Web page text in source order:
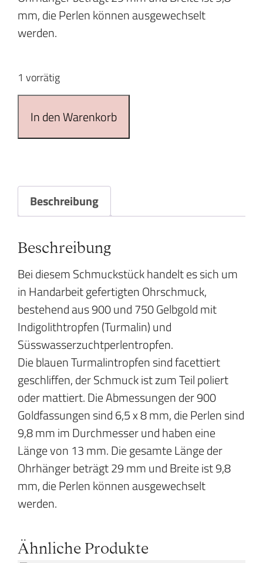
mm, die Perlen können ausgewechselt
werden.
1 vorrätig
Gold
Ohrhänger
Menge
In den Warenkorb
Beschreibung
Beschreibung
Bei diesem Schmuckstück handelt es sich um
in Handarbeit gefertigten Ohrschmuck,
bestehend aus 900 und 750 Gelbgold mit
Indigolithtropfen (Turmalin) und
Süsswasserzuchtperlentropfen.
Die blauen Turmalintropfen sind facettiert
geschliffen, der Schmuck ist zum Teil poliert
oder mattiert. Die Abmessungen der 900
Goldfassungen sind 6,5 x 8 mm, die Perlen sind
9,8 mm im Durchmesser und haben eine
Länge von 13 mm. Die gesamte Länge der
Ohrhänger beträgt 29 mm und Breite ist 9,8
mm, die Perlen können ausgewechselt
werden.
Ähnliche Produkte